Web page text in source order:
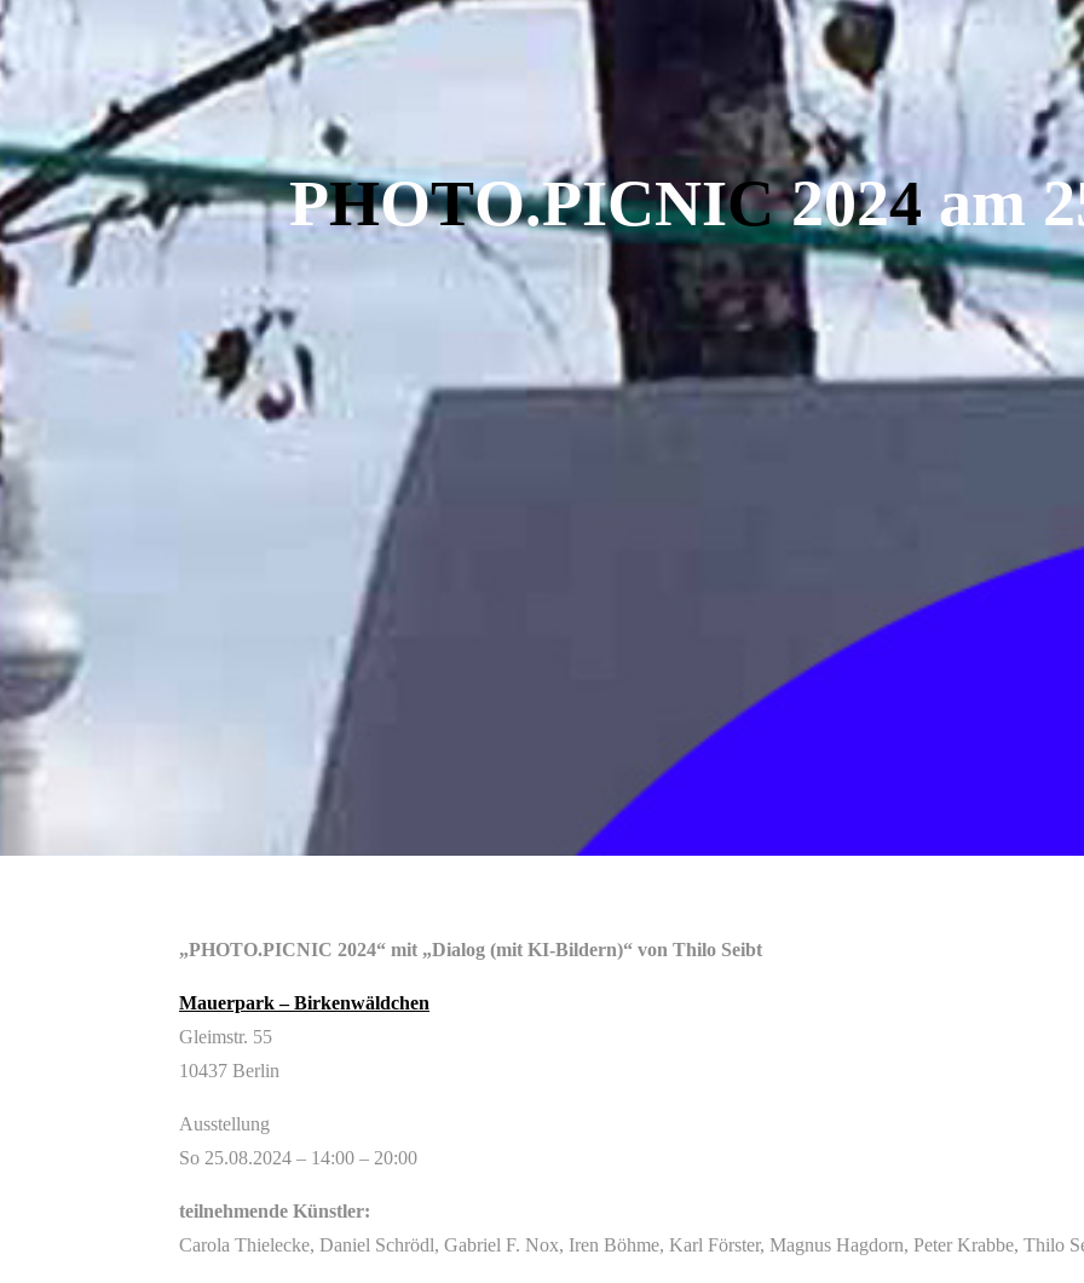
PHOTO.PICNIC 2024 am 2
„PHOTO.PICNIC 2024“ mit „Dialog (mit KI-Bildern)“ von Thilo Seibt
Mauerpark – Birkenwäldchen
Gleimstr. 55
10437 Berlin
Ausstellung
So 25.08.2024 – 14:00 – 20:00
teilnehmende Künstler:
Carola Thielecke, Daniel Schrödl, Gabriel F. Nox, Iren Böhme, Karl Förster, Magnus Hagdorn, Peter Krabbe, Thilo